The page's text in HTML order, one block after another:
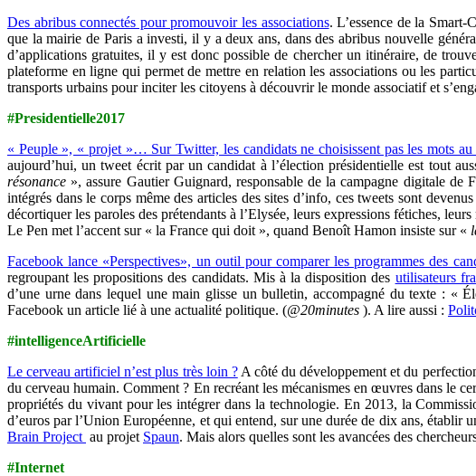
Des abribus connectés pour promouvoir les associations. L’essence de la
que la mairie de Paris a investi, il y a deux ans, dans des abribus nouvelle
d’applications gratuites, il y est donc possible de chercher un itinéraire, de
plateforme en ligne qui permet de mettre en relation les associations ou les
transports urbains pour inciter les citoyens à découvrir le monde associatif et
#Presidentielle2017
« Peuple », « projet »… Sur Twitter, les candidats ne choisissent pas les mots au
aujourd’hui, un tweet écrit par un candidat à l’élection présidentielle est tout
résonance », assure Gautier Guignard, responsable de la campagne digitale de
intégrés dans le corps même des articles des sites d’info, ces tweets sont
décortiquer les paroles des prétendants à l’Elysée, leurs expressions fétiches,
Le Pen met l’accent sur « la France qui doit », quand Benoît Hamon insiste sur «
Facebook lance «Perspectives», un outil pour comparer les programmes des
regroupant les propositions des candidats. Mis à la disposition des utilisateurs
d’une urne dans lequel une main glisse un bulletin, accompagné du texte : «
Facebook un article lié à une actualité politique. (@20minutes ). A lire aussi :
#intelligenceArtificielle
Le cerveau artificiel n’est plus très loin ?A côté du développement et du
du cerveau humain. Comment ? En recréant les mécanismes en œuvres dans le
propriétés du vivant pour les intégrer dans la technologie. En 2013, la
d’euros par l’Union Européenne, et qui entend, sur une durée de dix ans, établir
Brain Project au projet Spaun. Mais alors quelles sont les avancées des
#Internet